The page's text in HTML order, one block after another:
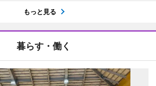
もっと見る
暮らす・働く